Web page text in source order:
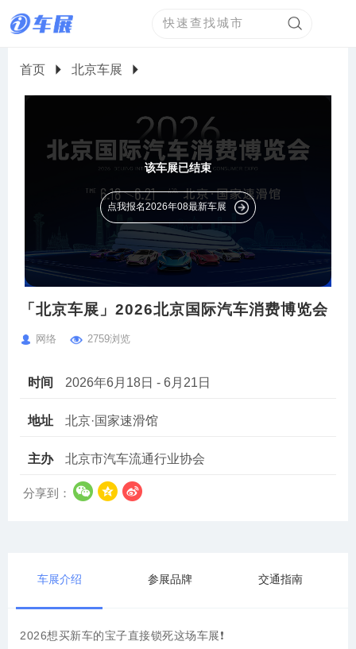
首页 北京车展
该车展已结束
点我报名2026年08最新车展
「北京车展」2026北京国际汽车消费博览会
网络 2759浏览
时间 2026年6月18日 - 6月21日
地址 北京·国家速滑馆
主办 北京市汽车流通行业协会
分享到：
车展介绍 参展品牌 交通指南
2026想买新车的宝子直接锁死这场车展❗